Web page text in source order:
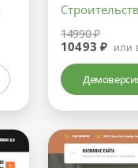
14990 ₽
10493 ₽ или